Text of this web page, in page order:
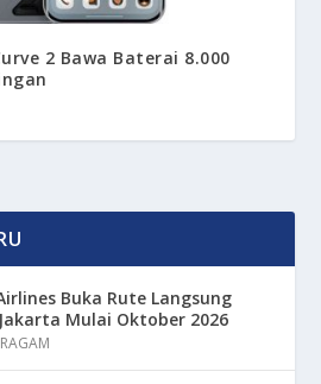
2 Bawa Baterai 8.000
Buka Rute Langsung
Mulai Oktober 2026
RAGAM